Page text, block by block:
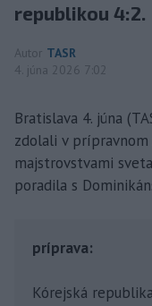
republikou 4:2.
Autor TASR
4. júna 2026 7:02
Bratislava 4. júna
zdolali v
majstrovstvami
poradila s
príprava:
Kórejská